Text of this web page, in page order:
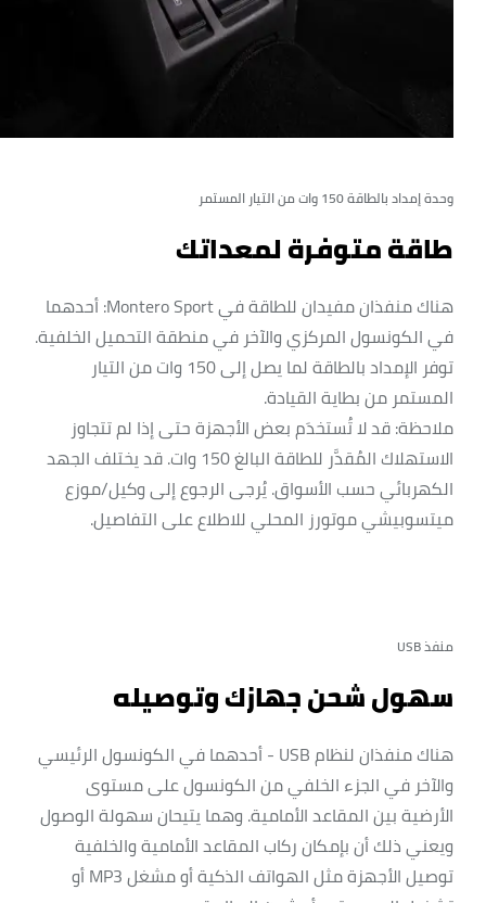
وحدة إمداد بالطاقة 150 وات من التيار المستمر
طاقة متوفرة لمعداتك
هناك منفذان مفيدان للطاقة في Montero Sport: أحدهما
في الكونسول المركزي والآخر في منطقة التحميل الخلفية.
توفر الإمداد بالطاقة لما يصل إلى 150 وات من التيار
المستمر من بطاية القيادة.
ملاحظة: قد لا تُستخدَم بعض الأجهزة حتى إذا لم تتجاوز
الاستهلاك المُقدَّر للطاقة البالغ 150 وات. قد يختلف الجهد
الكهربائي حسب الأسواق. يُرجى الرجوع إلى وكيل/موزع
ميتسوبيشي موتورز المحلي للاطلاع على التفاصيل.
منفذ USB
سهول شحن جهازك وتوصيله
هناك منفذان لنظام USB - أحدهما في الكونسول الرئيسي
والآخر في الجزء الخلفي من الكونسول على مستوى
الأرضية بين المقاعد الأمامية. وهما يتيحان سهولة الوصول
ويعني ذلك أن بإمكان ركاب المقاعد الأمامية والخلفية
توصيل الأجهزة مثل الهواتف الذكية أو مشغل MP3 أو